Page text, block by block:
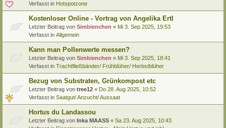
Verfasst in Hotspotzone
Kostenloser Online - Vortrag von Angelika Ertl
Letzter Beitrag von Simbienchen « Mi 3. Sep 2025, 19:53
Verfasst in Allgemein
Kann man Pollenwerte messen?
Letzter Beitrag von Simbienchen « Mi 3. Sep 2025, 18:41
Verfasst in Trachtfließbänder/ Frühblüher/ Herbstblüher
Bezug von Substraten, Grünkompost etc
Letzter Beitrag von tree12 « Do 28. Aug 2025, 10:52
Verfasst in Saatgut/ Anzucht/ Aussaat
Hortus du Landassou
Letzter Beitrag von Inka MAASS « Sa 23. Aug 2025, 10:43